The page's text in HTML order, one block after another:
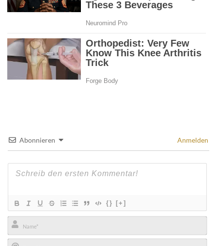
Abonnieren Anmelden
{} [+]
Name*